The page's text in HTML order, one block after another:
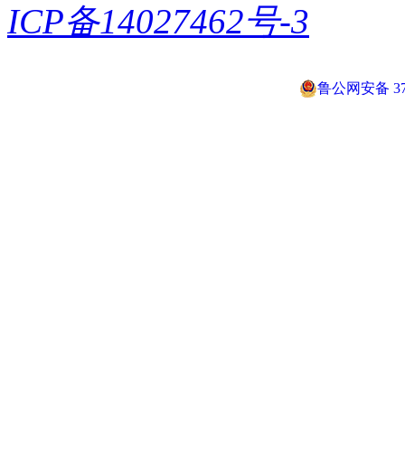
ICP备14027462号-3
鲁公网安备